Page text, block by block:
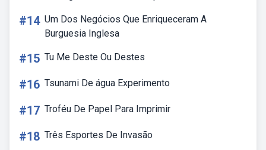
#14 Um Dos Negócios Que Enriqueceram A
Burguesia Inglesa
#15 Tu Me Deste Ou Destes
#16 Tsunami De água Experimento
#17 Troféu De Papel Para Imprimir
#18 Três Esportes De Invasão